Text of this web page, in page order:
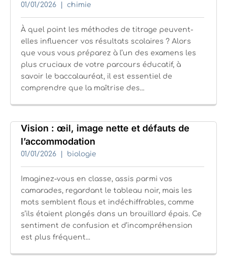
01/01/2026 chimie
À quel point les méthodes de titrage peuvent-
elles influencer vos résultats scolaires ? Alors
que vous vous préparez à l’un des examens les
plus cruciaux de votre parcours éducatif, à
savoir le baccalauréat, il est essentiel de
comprendre que la maîtrise des...
Vision : œil, image nette et défauts de
l’accommodation
01/01/2026 biologie
Imaginez-vous en classe, assis parmi vos
camarades, regardant le tableau noir, mais les
mots semblent flous et indéchiffrables, comme
s’ils étaient plongés dans un brouillard épais. Ce
sentiment de confusion et d’incompréhension
est plus fréquent...